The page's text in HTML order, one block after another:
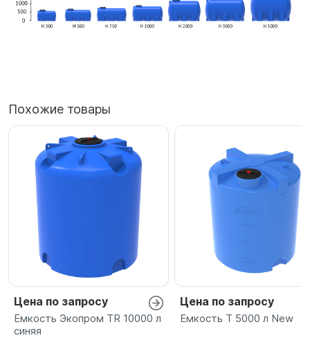
Похожие товары
Цена по запросу
Емкость Экопром TR 10000 л
синяя
Цена по запросу
Емкость T 5000 л New